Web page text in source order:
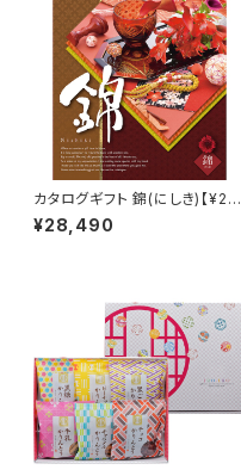
カタログギフト 錦(にしき)【¥25,
900コース】Choice Collecti
on
¥28,490